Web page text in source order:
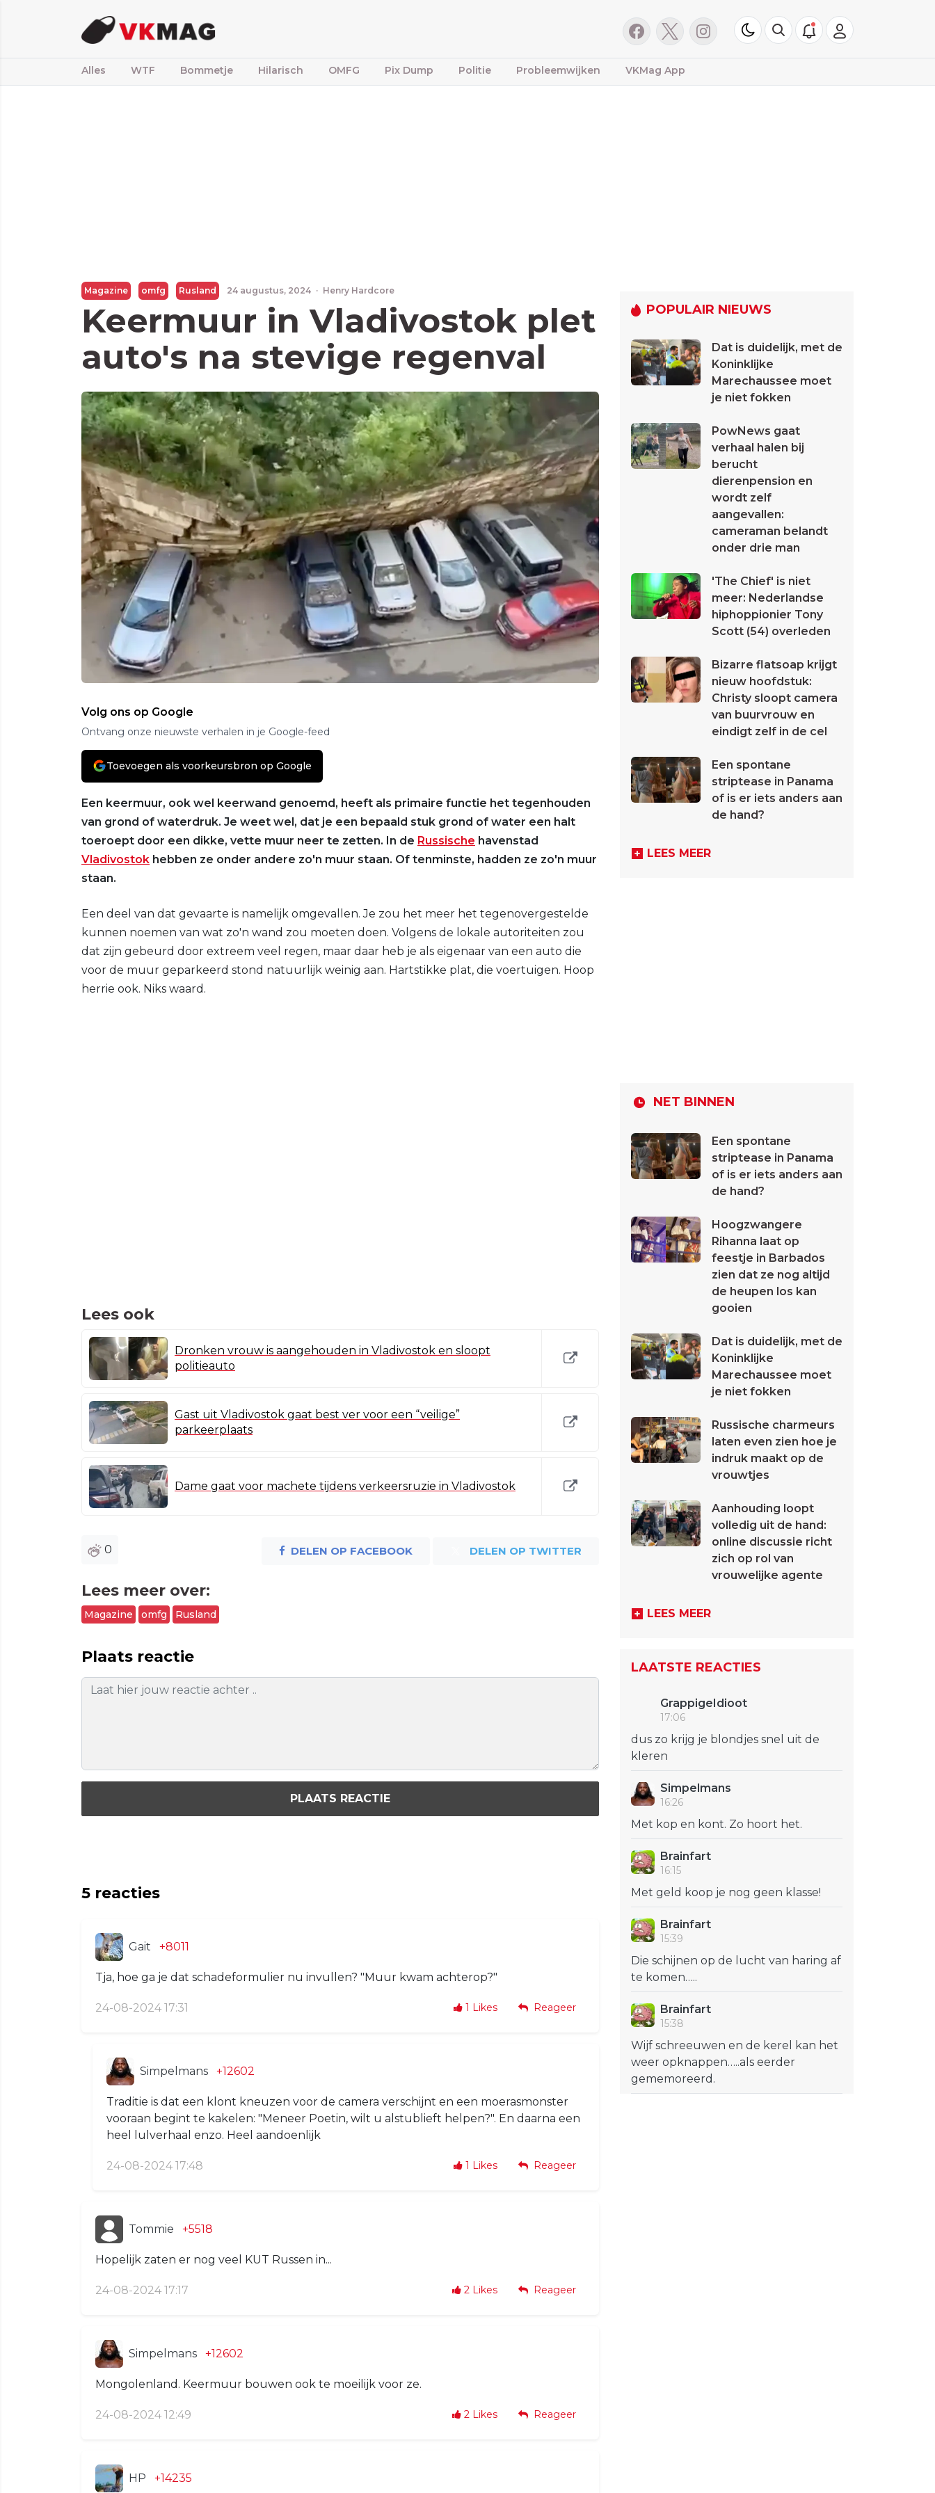
Alles WTF Bommetje Hilarisch OMFG Pix Dump Politie Probleemwijken VKMag App
Magazine omfg Rusland 24 augustus, 2024 · Henry Hardcore
Keermuur in Vladivostok plet
auto's na stevige regenval
Volg ons op Google
Ontvang onze nieuwste verhalen in je Google-feed
Toevoegen als voorkeursbron op Google
Een keermuur, ook wel keerwand genoemd, heeft als primaire functie het tegenhouden
van grond of waterdruk. Je weet wel, dat je een bepaald stuk grond of water een halt
toeroept door een dikke, vette muur neer te zetten. In de Russische havenstad
Vladivostok hebben ze onder andere zo'n muur staan. Of tenminste, hadden ze zo'n muur
staan.
Een deel van dat gevaarte is namelijk omgevallen. Je zou het meer het tegenovergestelde
kunnen noemen van wat zo'n wand zou moeten doen. Volgens de lokale autoriteiten zou
dat zijn gebeurd door extreem veel regen, maar daar heb je als eigenaar van een auto die
voor de muur geparkeerd stond natuurlijk weinig aan. Hartstikke plat, die voertuigen. Hoop
herrie ook. Niks waard.
Lees ook
Dronken vrouw is aangehouden in Vladivostok en sloopt
politieauto
Gast uit Vladivostok gaat best ver voor een “veilige”
parkeerplaats
Dame gaat voor machete tijdens verkeersruzie in Vladivostok
0 DELEN OP FACEBOOK DELEN OP TWITTER
Lees meer over:
Magazine omfg Rusland
Plaats reactie
PLAATS REACTIE
5 reacties
Gait +8011
Tja, hoe ga je dat schadeformulier nu invullen? "Muur kwam achterop?"
24-08-2024 17:31 1 Likes Reageer
Simpelmans +12602
Traditie is dat een klont kneuzen voor de camera verschijnt en een moerasmonster
vooraan begint te kakelen: "Meneer Poetin, wilt u alstublieft helpen?". En daarna een
heel lulverhaal enzo. Heel aandoenlijk
24-08-2024 17:48 1 Likes Reageer
Tommie +5518
Hopelijk zaten er nog veel KUT Russen in...
24-08-2024 17:17 2 Likes Reageer
Simpelmans +12602
Mongolenland. Keermuur bouwen ook te moeilijk voor ze.
24-08-2024 12:49 2 Likes Reageer
HP +14235
POPULAIR NIEUWS
Dat is duidelijk, met de
Koninklijke
Marechaussee moet
je niet fokken
PowNews gaat
verhaal halen bij
berucht
dierenpension en
wordt zelf
aangevallen:
cameraman belandt
onder drie man
'The Chief' is niet
meer: Nederlandse
hiphoppionier Tony
Scott (54) overleden
Bizarre flatsoap krijgt
nieuw hoofdstuk:
Christy sloopt camera
van buurvrouw en
eindigt zelf in de cel
Een spontane
striptease in Panama
of is er iets anders aan
de hand?
LEES MEER
NET BINNEN
Een spontane
striptease in Panama
of is er iets anders aan
de hand?
Hoogzwangere
Rihanna laat op
feestje in Barbados
zien dat ze nog altijd
de heupen los kan
gooien
Dat is duidelijk, met de
Koninklijke
Marechaussee moet
je niet fokken
Russische charmeurs
laten even zien hoe je
indruk maakt op de
vrouwtjes
Aanhouding loopt
volledig uit de hand:
online discussie richt
zich op rol van
vrouwelijke agente
LEES MEER
LAATSTE REACTIES
GrappigeIdioot
17:06
dus zo krijg je blondjes snel uit de
kleren
Simpelmans
16:26
Met kop en kont. Zo hoort het.
Brainfart
16:15
Met geld koop je nog geen klasse!
Brainfart
15:39
Die schijnen op de lucht van haring af
te komen…..
Brainfart
15:38
Wijf schreeuwen en de kerel kan het
weer opknappen…..als eerder
gememoreerd.